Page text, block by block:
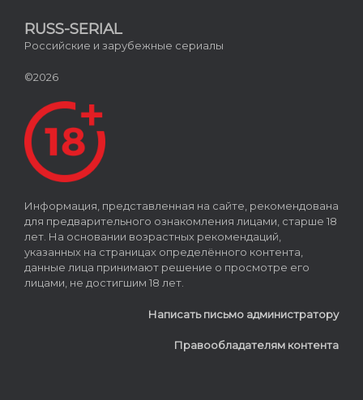
RUSS-SERIAL
Российские и зарубежные сериалы
©2026
Информация, представленная на сайте, рекомендована
для предварительного ознакомления лицами, старше 18
лет. На основании возрастных рекомендаций,
указанных на страницах определённого контента,
данные лица принимают решение о просмотре его
лицами, не достигшим 18 лет.
Написать письмо администратору
Правообладателям контента